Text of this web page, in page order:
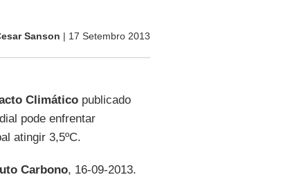
Sanson | 17 Setembro 2013
Climáticopublicado
pode enfrentar
atingir 3,5ºC.
Carbono, 16-09-2013.